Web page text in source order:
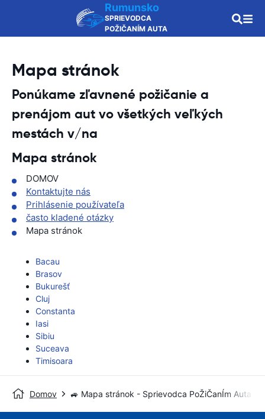
Rumunsko
SPRIEVODCA
POŽIČANÍM AUTA
Mapa stránok
Ponúkame zľavnené požičanie a
prenájom aut vo všetkých veľkých
mestách v/na
Mapa stránok
DOMOV
Kontaktujte nás
Prihlásenie používateľa
často kladené otázky
Mapa stránok
Bacau
Brasov
Bukurešť
Cluj
Constanta
Iasi
Sibiu
Suceava
Timisoara
Domov 🚙 Mapa stránok - Sprievodca PoŽiČanÍm Auta